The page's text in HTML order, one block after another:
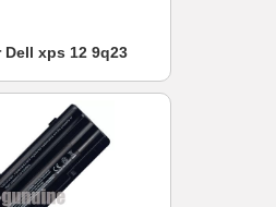
xps 12 9q23